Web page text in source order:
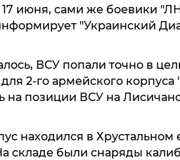
июня, сами же боевики
"Украинский
ВСУ попали точно в
2-го армейского
на позиции ВСУ на
находился в
складе были снаряды